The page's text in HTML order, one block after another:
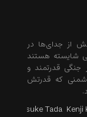
از جدای‌ها در
شایسته هستند
جنگی قدرتمند و
که قدرتش
Kenji
Shunsuke Tada